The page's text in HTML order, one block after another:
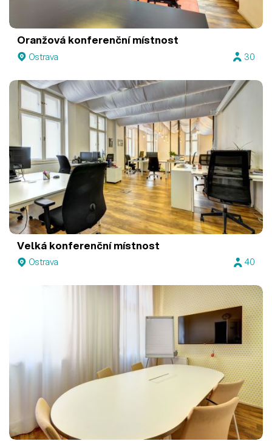
Oranžová konferenční místnost
Ostrava 30
Velká konferenční místnost
Ostrava 40